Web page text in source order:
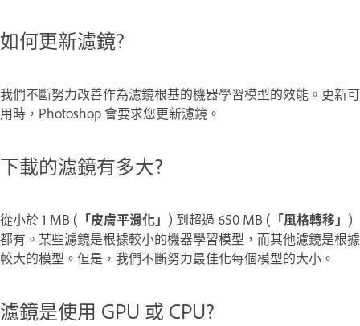
如何更新濾鏡?
我們不斷努力改善作為濾鏡根基的機器學習模型的效能。更新可
用時，Photoshop 會要求您更新濾鏡。
下載的濾鏡有多大?
從小於 1 MB ( 「皮膚平滑化」 ) 到超過 650 MB ( 「風格轉移」 )
都有。某些濾鏡是根據較小的機器學習模型，而其他濾鏡是根據
較大的模型。但是，我們不斷努力最佳化每個模型的大小。
濾鏡是使用 GPU 或 CPU?